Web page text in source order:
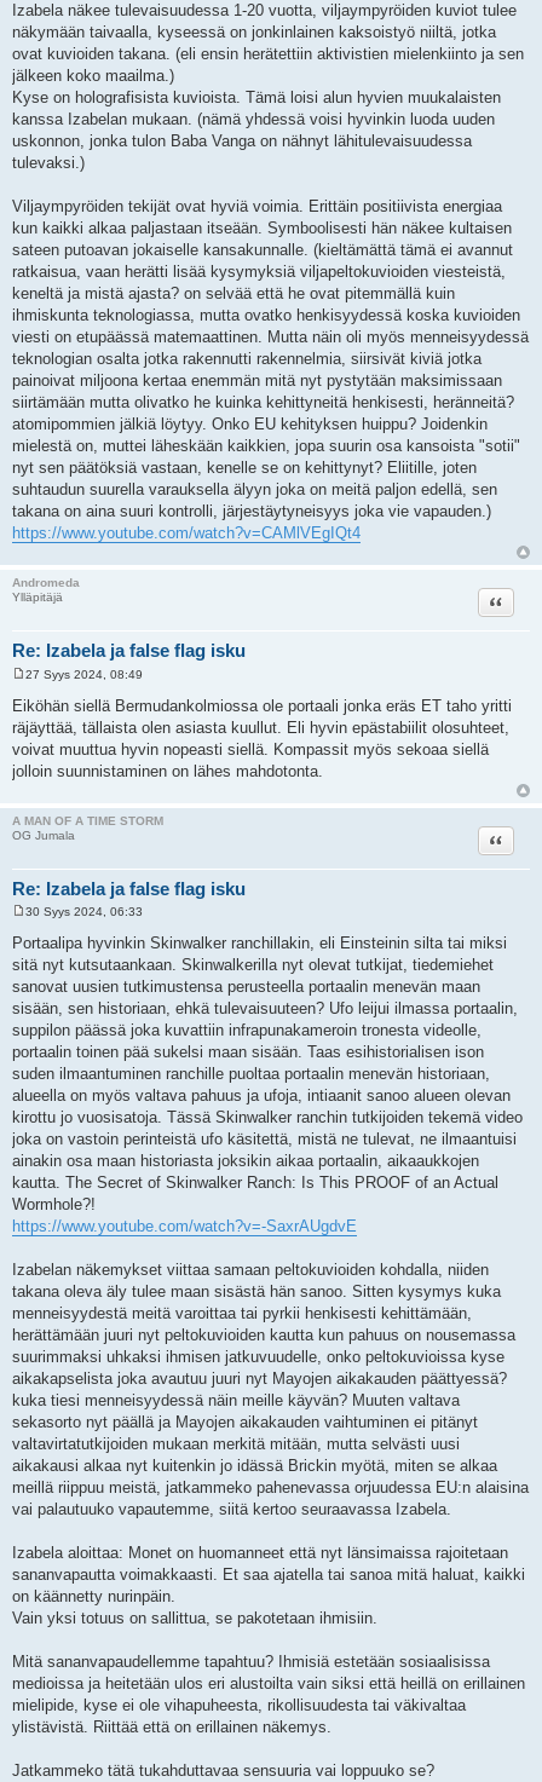
Izabela näkee tulevaisuudessa 1-20 vuotta, viljaympyröiden kuviot tulee
näkymään taivaalla, kyseessä on jonkinlainen kaksoistyö niiltä, jotka
ovat kuvioiden takana. (eli ensin herätettiin aktivistien mielenkiinto ja sen
jälkeen koko maailma.)
Kyse on holografisista kuvioista. Tämä loisi alun hyvien muukalaisten
kanssa Izabelan mukaan. (nämä yhdessä voisi hyvinkin luoda uuden
uskonnon, jonka tulon Baba Vanga on nähnyt lähitulevaisuudessa
tulevaksi.)
Viljaympyröiden tekijät ovat hyviä voimia. Erittäin positiivista energiaa
kun kaikki alkaa paljastaan itseään. Symboolisesti hän näkee kultaisen
sateen putoavan jokaiselle kansakunnalle. (kieltämättä tämä ei avannut
ratkaisua, vaan herätti lisää kysymyksiä viljapeltokuvioiden viesteistä,
keneltä ja mistä ajasta? on selvää että he ovat pitemmällä kuin
ihmiskunta teknologiassa, mutta ovatko henkisyydessä koska kuvioiden
viesti on etupäässä matemaattinen. Mutta näin oli myös menneisyydessä
teknologian osalta jotka rakennutti rakennelmia, siirsivät kiviä jotka
painoivat miljoona kertaa enemmän mitä nyt pystytään maksimissaan
siirtämään mutta olivatko he kuinka kehittyneitä henkisesti, heränneitä?
atomipommien jälkiä löytyy. Onko EU kehityksen huippu? Joidenkin
mielestä on, muttei läheskään kaikkien, jopa suurin osa kansoista "sotii"
nyt sen päätöksiä vastaan, kenelle se on kehittynyt? Eliitille, joten
suhtaudun suurella varauksella älyyn joka on meitä paljon edellä, sen
takana on aina suuri kontrolli, järjestäytyneisyys joka vie vapauden.)
https://www.youtube.com/watch?v=CAMlVEgIQt4
Andromeda
Ylläpitäjä
Re: Izabela ja false flag isku
Lainaa
i
e
s
i
27 Syys 2024, 08:49
Eiköhän siellä Bermudankolmiossa ole portaali jonka eräs ET taho yritti
räjäyttää, tällaista olen asiasta kuullut. Eli hyvin epästabiilit olosuhteet,
voivat muuttua hyvin nopeasti siellä. Kompassit myös sekoaa siellä
jolloin suunnistaminen on lähes mahdotonta.
A MAN OF A TIME STORM
OG Jumala
Re: Izabela ja false flag isku
Lainaa
e
s
i
30 Syys 2024, 06:33
Portaalipa hyvinkin Skinwalker ranchillakin, eli Einsteinin silta tai miksi
sitä nyt kutsutaankaan. Skinwalkerilla nyt olevat tutkijat, tiedemiehet
sanovat uusien tutkimustensa perusteella portaalin menevän maan
sisään, sen historiaan, ehkä tulevaisuuteen? Ufo leijui ilmassa portaalin,
suppilon päässä joka kuvattiin infrapunakameroin tronesta videolle,
portaalin toinen pää sukelsi maan sisään. Taas esihistorialisen ison
suden ilmaantuminen ranchille puoltaa portaalin menevän historiaan,
alueella on myös valtava pahuus ja ufoja, intiaanit sanoo alueen olevan
kirottu jo vuosisatoja. Tässä Skinwalker ranchin tutkijoiden tekemä video
joka on vastoin perinteistä ufo käsitettä, mistä ne tulevat, ne ilmaantuisi
ainakin osa maan historiasta joksikin aikaa portaalin, aikaaukkojen
kautta. The Secret of Skinwalker Ranch: Is This PROOF of an Actual
Wormhole?!
https://www.youtube.com/watch?v=-SaxrAUgdvE
Izabelan näkemykset viittaa samaan peltokuvioiden kohdalla, niiden
takana oleva äly tulee maan sisästä hän sanoo. Sitten kysymys kuka
menneisyydestä meitä varoittaa tai pyrkii henkisesti kehittämään,
herättämään juuri nyt peltokuvioiden kautta kun pahuus on nousemassa
suurimmaksi uhkaksi ihmisen jatkuvuudelle, onko peltokuvioissa kyse
aikakapselista joka avautuu juuri nyt Mayojen aikakauden päättyessä?
kuka tiesi menneisyydessä näin meille käyvän? Muuten valtava
sekasorto nyt päällä ja Mayojen aikakauden vaihtuminen ei pitänyt
valtavirtatutkijoiden mukaan merkitä mitään, mutta selvästi uusi
aikakausi alkaa nyt kuitenkin jo idässä Brickin myötä, miten se alkaa
meillä riippuu meistä, jatkammeko pahenevassa orjuudessa EU:n alaisina
vai palautuuko vapautemme, siitä kertoo seuraavassa Izabela.
Izabela aloittaa: Monet on huomanneet että nyt länsimaissa rajoitetaan
sananvapautta voimakkaasti. Et saa ajatella tai sanoa mitä haluat, kaikki
on käännetty nurinpäin.
Vain yksi totuus on sallittua, se pakotetaan ihmisiin.
Mitä sananvapaudellemme tapahtuu? Ihmisiä estetään sosiaalisissa
medioissa ja heitetään ulos eri alustoilta vain siksi että heillä on erillainen
mielipide, kyse ei ole vihapuheesta, rikollisuudesta tai väkivaltaa
ylistävistä. Riittää että on erillainen näkemys.
Jatkammeko tätä tukahduttavaa sensuuria vai loppuuko se?